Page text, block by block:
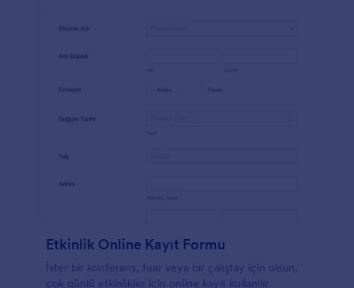
Etkinlik Online Kayıt Formu
İster bir konferans, fuar veya bir çalıştay için olsun,
çok günlü etkinlikler için online kayıt kullanılır.